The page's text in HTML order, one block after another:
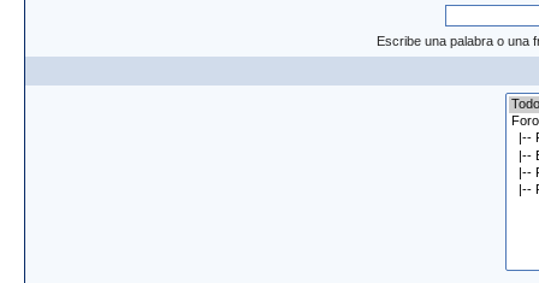
Escribe una palabra o una